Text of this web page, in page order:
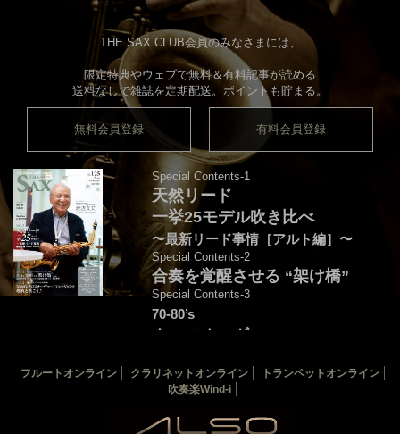
THE SAX CLUB会員のみなさまには、
限定特典やウェブで無料＆有料記事が読める
送料なしで雑誌を定期配送。ポイントも貯まる。
無料会員登録 有料会員登録
Special Contents-1
天然リード
一挙25モデル吹き比べ
〜最新リード事情［アルト編］〜
Special Contents-2
合奏を覚醒させる “架け橋”
Special Contents-3
70-80’s
クロスオーヴァー・
音源連動：演奏＆解説by後藤天太
カバー：渡辺貞夫
THE SAX バックナンバー
フルートオンライン クラリネットオンライン
トランペットオンライン
吹奏楽Wind-i